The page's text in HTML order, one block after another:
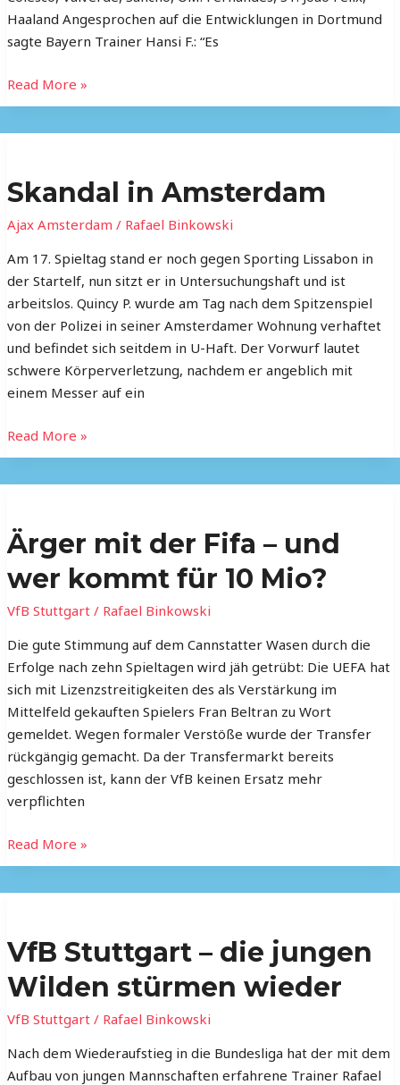
Haaland Angesprochen auf die Entwicklungen in Dortmund
sagte Bayern Trainer Hansi F.: “Es
Read More »
Skandal in Amsterdam
Ajax Amsterdam / Rafael Binkowski
Am 17. Spieltag stand er noch gegen Sporting Lissabon in
der Startelf, nun sitzt er in Untersuchungshaft und ist
arbeitslos. Quincy P. wurde am Tag nach dem Spitzenspiel
von der Polizei in seiner Amsterdamer Wohnung verhaftet
und befindet sich seitdem in U-Haft. Der Vorwurf lautet
schwere Körperverletzung, nachdem er angeblich mit
einem Messer auf ein
Amsterdam
Read More »
Ärger mit der Fifa – und
wer kommt für 10 Mio?
VfB Stuttgart / Rafael Binkowski
Die gute Stimmung auf dem Cannstatter Wasen durch die
Erfolge nach zehn Spieltagen wird jäh getrübt: Die UEFA hat
sich mit Lizenzstreitigkeiten des als Verstärkung im
Mittelfeld gekauften Spielers Fran Beltran zu Wort
gemeldet. Wegen formaler Verstöße wurde der Transfer
rückgängig gemacht. Da der Transfermarkt bereits
geschlossen ist, kann der VfB keinen Ersatz mehr
verpflichten
der
–
und
kommt
für
10
Mio?
Read More »
VfB Stuttgart – die jungen
Wilden stürmen wieder
VfB Stuttgart / Rafael Binkowski
Nach dem Wiederaufstieg in die Bundesliga hat der mit dem
Aufbau von jungen Mannschaften erfahrene Trainer Rafael
–
jungen
Wilden
wieder